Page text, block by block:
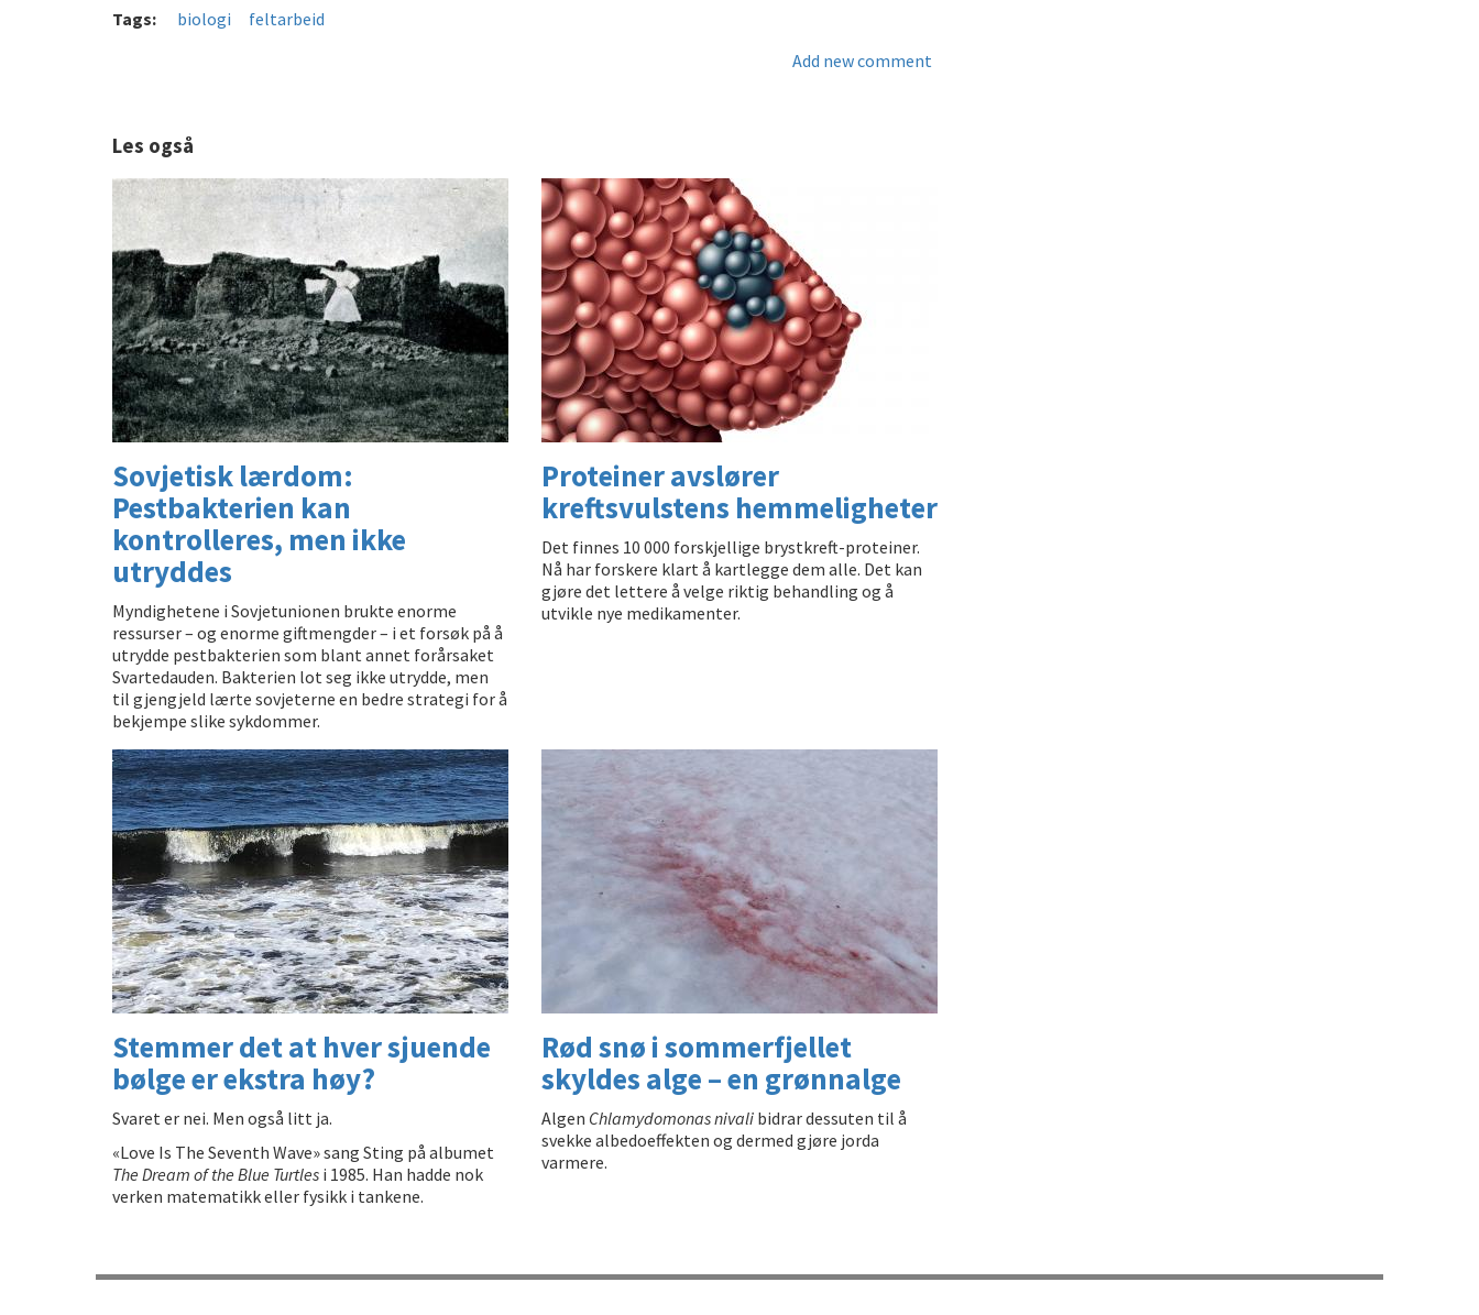
Tags:
biologi
feltarbeid
Add new comment
Les også
Sovjetisk lærdom:
Pestbakterien kan
kontrolleres, men ikke
utryddes
Myndighetene i Sovjetunionen brukte enorme
ressurser – og enorme giftmengder – i et forsøk på å
utrydde pestbakterien som blant annet forårsaket
Svartedauden. Bakterien lot seg ikke utrydde, men
til gjengjeld lærte sovjeterne en bedre strategi for å
bekjempe slike sykdommer.
Proteiner avslører
kreftsvulstens hemmeligheter
Det finnes 10 000 forskjellige brystkreft-proteiner.
Nå har forskere klart å kartlegge dem alle. Det kan
gjøre det lettere å velge riktig behandling og å
utvikle nye medikamenter.
Stemmer det at hver sjuende
bølge er ekstra høy?
Svaret er nei. Men også litt ja.
«Love Is The Seventh Wave» sang Sting på albumet
The Dream of the Blue Turtles i 1985. Han hadde nok
verken matematikk eller fysikk i tankene.
Rød snø i sommerfjellet
skyldes alge – en grønnalge
Algen Chlamydomonas nivali bidrar dessuten til å
svekke albedoeffekten og dermed gjøre jorda
varmere.